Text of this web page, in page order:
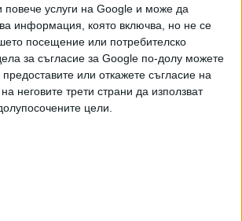
повече услуги на Google и може да
информация, която включва, но не се
посещение или потребителско
за съгласие за Google по-долу можете
или откажете съгласие на
неговите трети страни да използват
цели.
дарение през
Тръмп,Ислямска държава